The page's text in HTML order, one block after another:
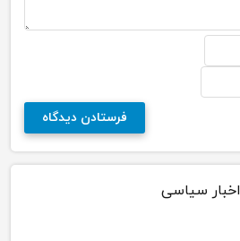
اخبار سیاسی